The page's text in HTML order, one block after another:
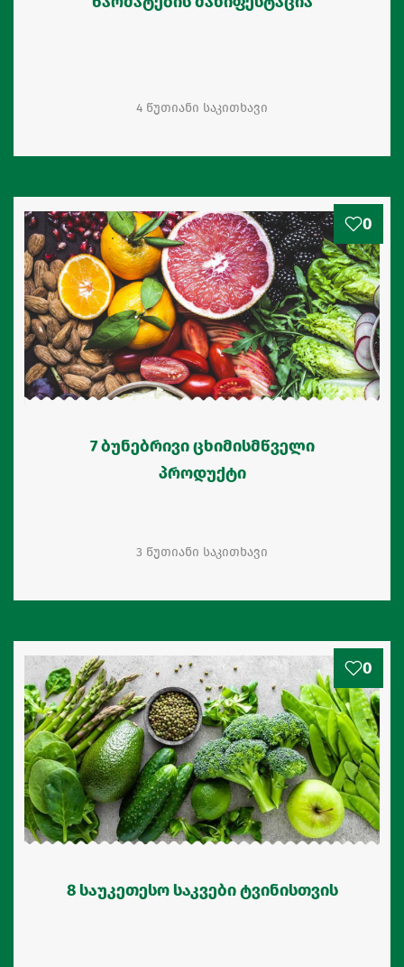
4 წუთიანი საკითხავი
0
7 ბუნებრივი ცხიმისმწველი
პროდუქტი
3 წუთიანი საკითხავი
0
8 საუკეთესო საკვები ტვინისთვის